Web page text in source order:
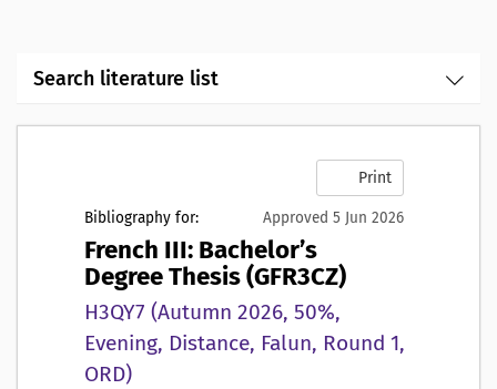
Search literature list
Print
Bibliography for: Approved 5 Jun 2026
French III: Bachelor’s
Degree Thesis (GFR3CZ)
H3QY7 (Autumn 2026, 50%,
Evening, Distance, Falun, Round 1,
ORD)